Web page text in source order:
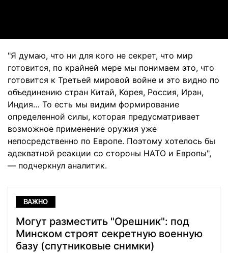
"Я думаю, что ни для кого не секрет, что мир
готовится, по крайней мере мы понимаем это, что
готовится к Третьей мировой войне и это видно по
объединению стран Китай, Корея, Россия, Иран,
Индия… То есть мы видим формирование
определенной силы, которая предусматривает
возможное применение оружия уже
непосредственно по Европе. Поэтому хотелось бы
адекватной реакции со стороны НАТО и Европы",
— подчеркнул аналитик.
ВАЖНО
Могут разместить "Орешник": под
Минском строят секретную военную
базу (спутниковые снимки)